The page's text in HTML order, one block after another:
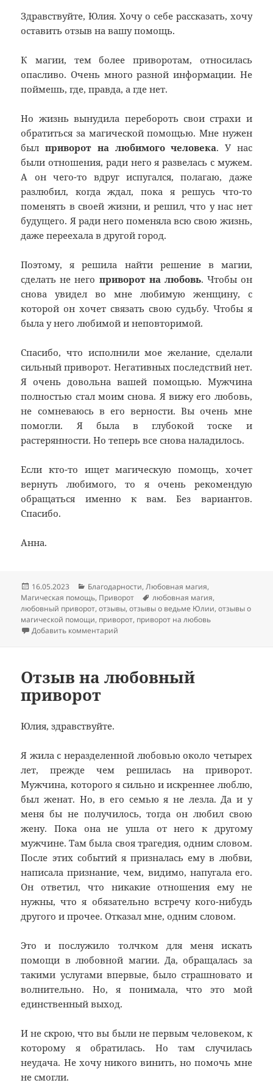
Здравствуйте, Юлия. Хочу о себе рассказать, хочу
оставить отзыв на вашу помощь.
К магии, тем более приворотам, относилась
опасливо. Очень много разной информации. Не
поймешь, где, правда, а где нет.
Но жизнь вынудила перебороть свои страхи и
обратиться за магической помощью. Мне нужен
былприворот на любимого человека. У нас
были отношения, ради него я развелась с мужем.
А он чего-то вдруг испугался, полагаю, даже
разлюбил, когда ждал, пока я решусь что-то
поменять в своей жизни, и решил, что у нас нет
будущего. Я ради него поменяла всю свою жизнь,
даже переехала в другой город.
Поэтому, я решила найти решение в магии,
сделать не него приворот на любовь. Чтобы он
снова увидел во мне любимую женщину, с
которой он хочет связать свою судьбу. Чтобы я
была у него любимой и неповторимой.
Спасибо, что исполнили мое желание, сделали
сильный приворот. Негативных последствий нет.
Я очень довольна вашей помощью. Мужчина
полностью стал моим снова. Я вижу его любовь,
не сомневаюсь в его верности. Вы очень мне
помогли. Я была в глубокой тоске и
растерянности. Но теперь все снова наладилось.
Если кто-то ищет магическую помощь, хочет
вернуть любимого, то я очень рекомендую
обращаться именно к вам. Без вариантов.
Спасибо.
Анна.
Опубликовано
16.05.2023 Рубрики
Благодарности,Любовная магия,
Магическая помощь, Приворот Метки
любовная магия,
любовный приворот,отзывы,отзывы о ведьме Юлии,отзывы о
магической помощи, приворот, приворот на любовь
Добавить комментарий
Отзыв на любовный
приворот
Юлия, здравствуйте.
Я жила с неразделенной любовью около четырех
лет, прежде чем решилась на приворот.
Мужчина, которого я сильно и искреннее люблю,
был женат. Но, в его семью я не лезла. Да и у
меня бы не получилось, тогда он любил свою
жену. Пока она не ушла от него к другому
мужчине. Там была своя трагедия, одним словом.
После этих событий я призналась ему в любви,
написала признание, чем, видимо, напугала его.
Он ответил, что никакие отношения ему не
нужны, что я обязательно встречу кого-нибудь
другого и прочее. Отказал мне, одним словом.
Это и послужило толчком для меня искать
помощи в любовной магии. Да, обращалась за
такими услугами впервые, было страшновато и
волнительно. Но, я понимала, что это мой
единственный выход.
И не скрою, что вы были не первым человеком, к
которому я обратилась. Но там случилась
неудача. Не хочу никого винить, но помочь мне
не смогли.